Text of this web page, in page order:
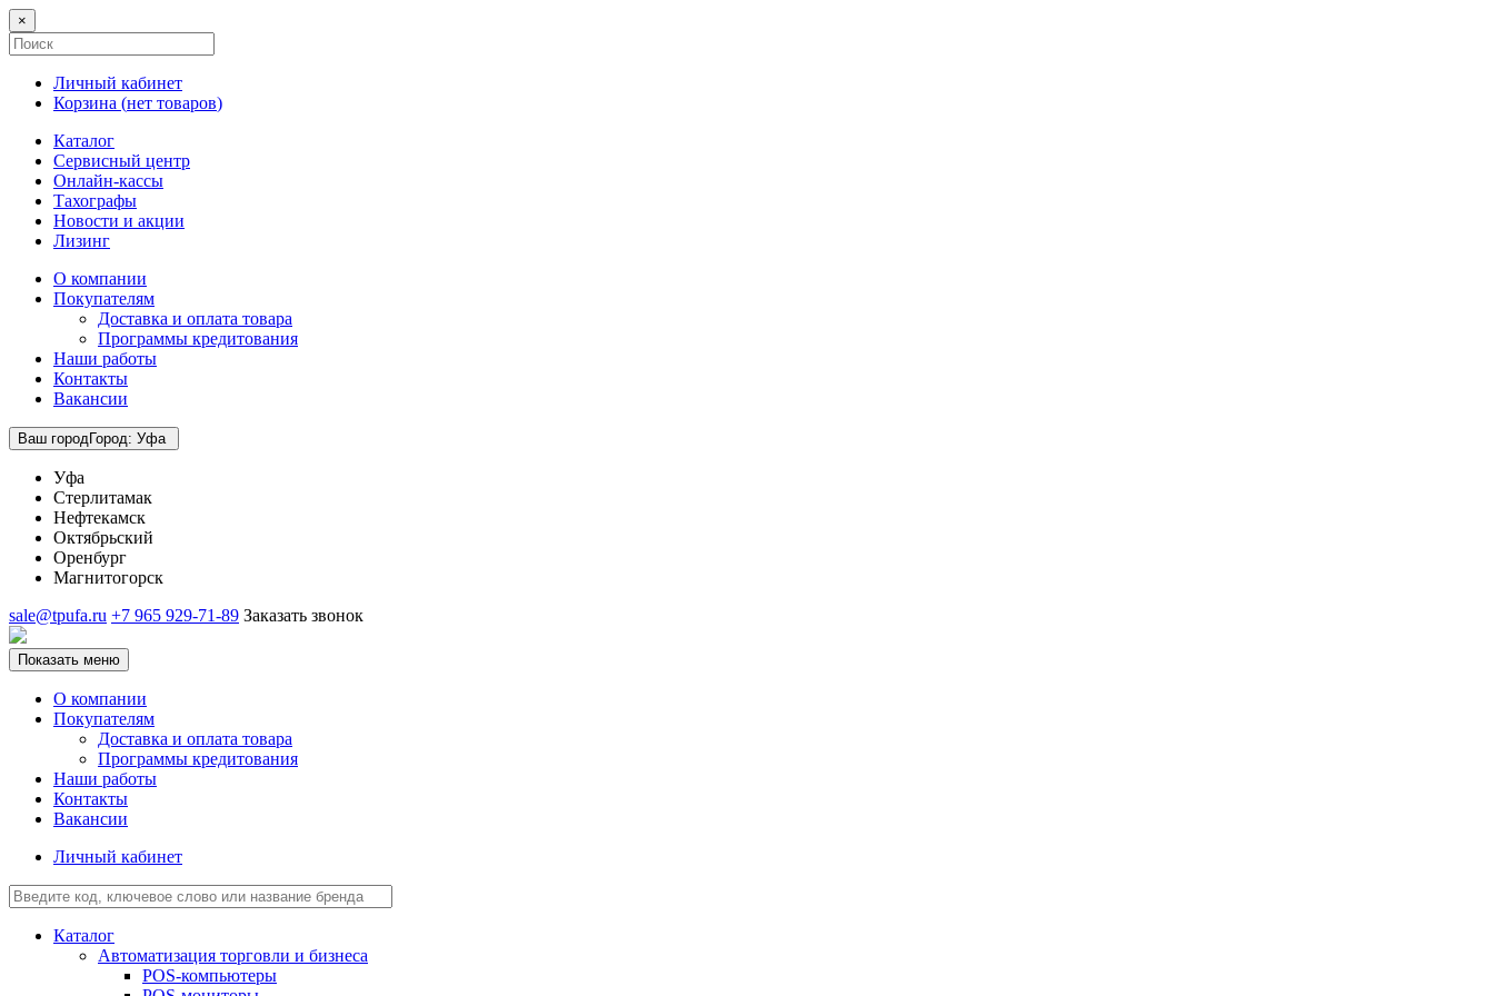
×
Личный кабинет
Корзина (нет товаров)
Каталог
Сервисный центр
Онлайн-кассы
Тахографы
Новости и акции
Лизинг
О компании
Покупателям
Доставка и оплата товара
Программы кредитования
Наши работы
Контакты
Вакансии
Ваш городГород: Уфа
Уфа
Стерлитамак
Нефтекамск
Октябрьский
Оренбург
Магнитогорск
sale@tpufa.ru +7 965 929-71-89 Заказать звонок
Показать меню
О компании
Покупателям
Доставка и оплата товара
Программы кредитования
Наши работы
Контакты
Вакансии
Личный кабинет
Каталог
Автоматизация торговли и бизнеса
POS-компьютеры